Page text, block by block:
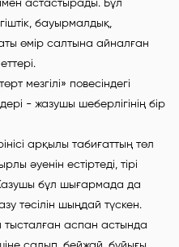
астастырады. Бұл
бауырмалдық,
өмір салтына айналған
мезгілі» повесіндегі
- жазушы шеберлігінің бір
арқылы табиғаттың төл
әуенін естіртеді, тірі
бұл шығармада да
тәсілін шыңдай түскен.
тысталған аспан астында